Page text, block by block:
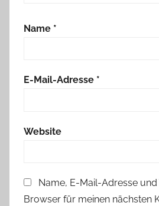
Name *
E-Mail-Adresse *
Website
Name, E-Mail-Adresse
Browser für meinen nächsten